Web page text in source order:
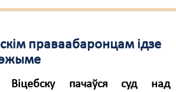
праваабаронцам ідзе
пачаўся суд над